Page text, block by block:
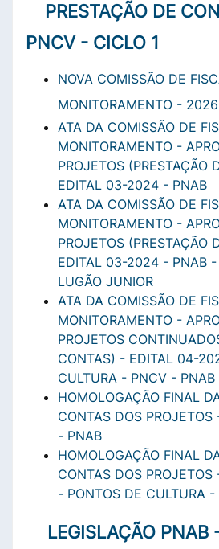
PRESTAÇÃO DE
PNCV - CICLO 1
NOVA COMISSÃO DE
MONITORAMENTO - 2026
ATA DA COMISSÃO DE
MONITORAMENTO -
PROJETOS (PRESTAÇÃO
EDITAL 03-2024 - PNAB
ATA DA COMISSÃO DE
MONITORAMENTO -
PROJETOS (PRESTAÇÃO
EDITAL 03-2024 - PNAB -
LUGÃO JUNIOR
ATA DA COMISSÃO DE
MONITORAMENTO -
PROJETOS
CONTAS) - EDITAL 04-
CULTURA - PNCV - PNAB
HOMOLOGAÇÃO FINAL
CONTAS DOS
- PNAB
HOMOLOGAÇÃO FINAL
CONTAS DOS
- PONTOS DE CULTURA
LEGISLAÇÃO PNAB